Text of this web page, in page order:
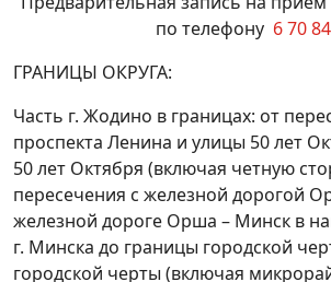
по телефону 6 70 84
ГРАНИЦЫ ОКРУГА:
Часть г. Жодино в границах: от
проспекта Ленина и улицы 50 лет
50 лет Октября (включая четную
пересечения с железной дорогой
железной дороге Орша – Минск в
г. Минска до границы городской
городской черты (включая